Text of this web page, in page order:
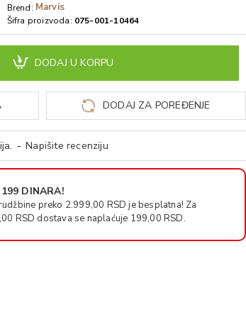
- Napišite recenziju
Brend: Marvis
Šifra proizvoda: 075-001-10464
DODAJ U KORPU
DODAJ ZA POREĐENJE
DINARA!
preko 2.999,00 RSD je besplatna! Za
RSD dostava se naplaćuje 199,00 RSD.